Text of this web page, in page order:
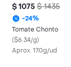
$ 1075 $ 1435
-24%
Tomate Chonto
($6.34/g)
Aprox. 170g/ud